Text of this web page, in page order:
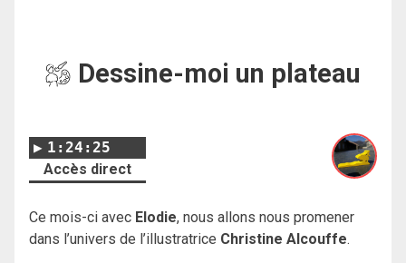
Dessine-moi un plateau
1:24:25
Accès direct
Ce mois-ci avec Elodie, nous allons nous promener
dans l’univers de l’illustratrice Christine Alcouffe.